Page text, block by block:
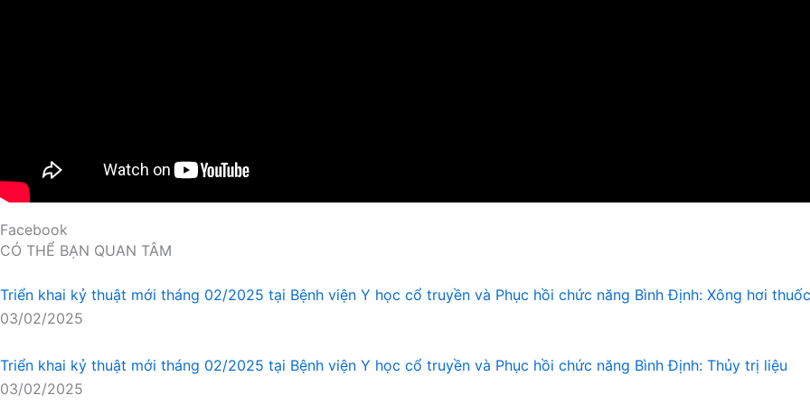
Facebook
CÓ THỂ BẠN QUAN TÂM
Triển khai kỷ thuật mới tháng 02/2025 tại Bệnh viện Y học cổ truyền và Phục hồi chức năng Bình Định: Xông hơi
03/02/2025
Triển khai kỷ thuật mới tháng 02/2025 tại Bệnh viện Y học cổ truyền và Phục hồi chức năng Bình Định: Thủy trị liệu
03/02/2025